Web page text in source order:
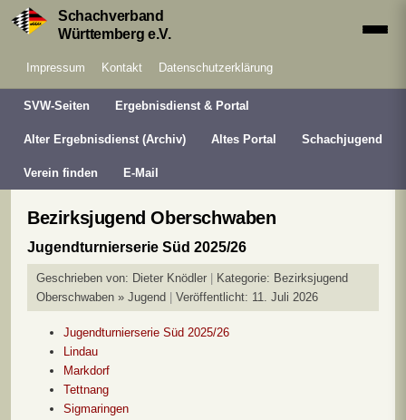
Schachverband
Württemberg e.V.
Impressum Kontakt Datenschutzerklärung
SVW-Seiten Ergebnisdienst & Portal
Alter Ergebnisdienst (Archiv) Altes Portal Schachjugend
Verein finden E-Mail
Bezirksjugend Oberschwaben
Jugendturnierserie Süd 2025/26
Geschrieben von: Dieter Knödler Kategorie: Bezirksjugend
Oberschwaben » Jugend
Veröffentlicht: 11. Juli 2026
Jugendturnierserie Süd 2025/26
Lindau
Markdorf
Tettnang
Sigmaringen